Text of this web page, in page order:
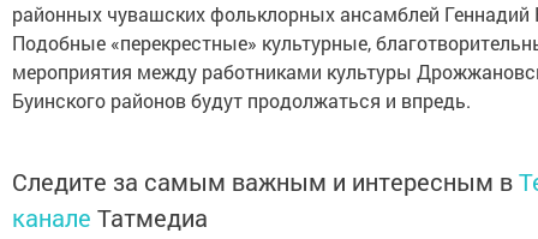
районных чувашских фольклорных ансамблей Геннадий
Подобные «перекрестные» культурные,
мероприятия между работниками культуры
Буинского районов будут продолжаться и впредь.
Следите за самым важным и интересным в
канале Татмедиа